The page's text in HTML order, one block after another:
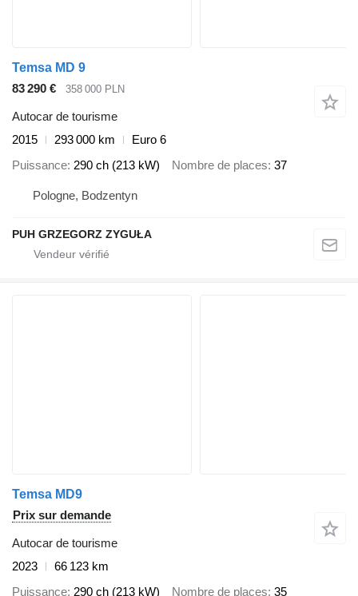
Temsa MD 9
83 290 €
358 000 PLN
Autocar de tourisme
2015
293 000 km
Euro 6
Puissance 290 ch (213 kW) Nombre de places 37
Pologne, Bodzentyn
PUH GRZEGORZ ZYGUŁA
Temsa MD9
Prix sur demande
Autocar de tourisme
2023
66 123 km
Puissance 290 ch (213 kW) Nombre de places 35